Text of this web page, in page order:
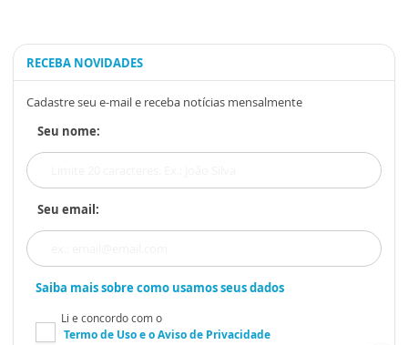
RECEBA NOVIDADES
Cadastre seu e-mail e receba notícias mensalmente
Seu nome:
Seu email:
Saiba mais sobre como usamos seus dados
Li e concordo com o
Termo de Usoe oAviso de Privacidade